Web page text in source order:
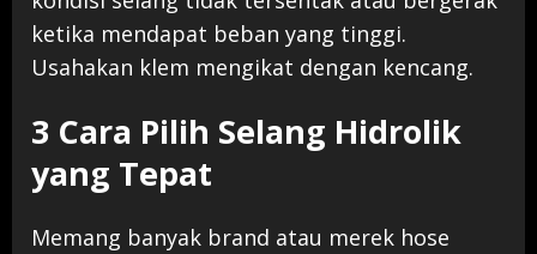
ketika mendapat beban yang tinggi.
Usahakan klem mengikat dengan kencang.
3 Cara Pilih Selang Hidrolik
yang Tepat
Memang banyak brand atau merek hose